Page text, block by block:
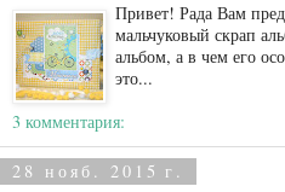
Привет! Рада Вам
мальчуковый скрап
альбом, а в чем его
это...
3 комментария:
28 нояб. 2015 г.